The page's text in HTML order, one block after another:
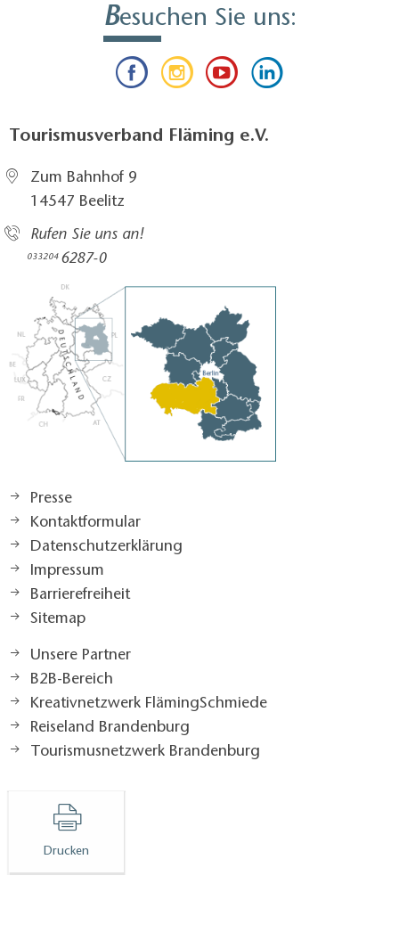
Besuchen Sie uns:
Tourismusverband Fläming e.V.
Zum Bahnhof 9
14547 Beelitz
Rufen Sie uns an!
033204 6287-0
Presse
Kontaktformular
Datenschutzerklärung
Impressum
Barrierefreiheit
Sitemap
Unsere Partner
B2B-Bereich
Kreativnetzwerk FlämingSchmiede
Reiseland Brandenburg
Tourismusnetzwerk Brandenburg
Drucken